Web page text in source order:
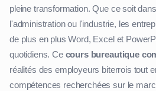
pleine transformation. Que ce soit
l'administration ou l'industrie, les
de plus en plus Word, Excel et
quotidiens. Ce cours bureautique
réalités des employeurs biterrois tout
compétences recherchées sur le